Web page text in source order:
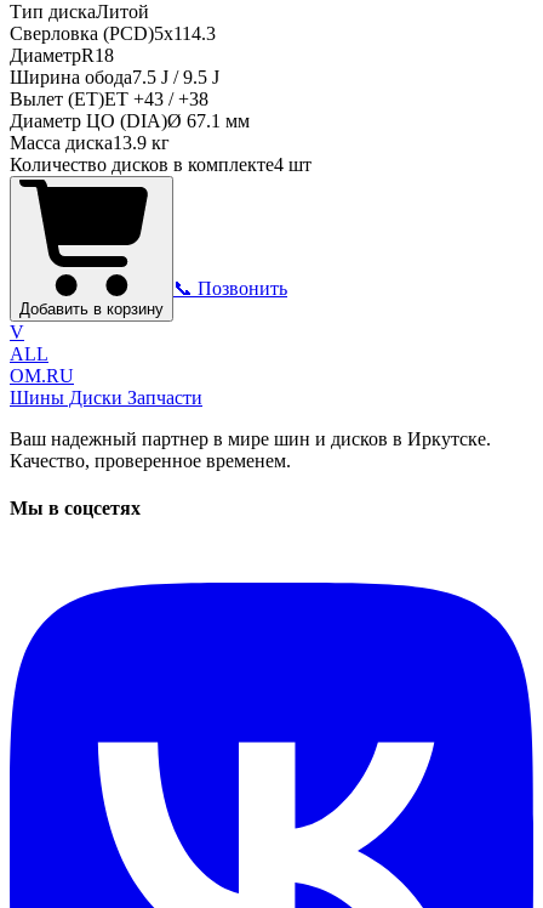
Тип дискаЛитой
Сверловка (PCD)5x114.3
ДиаметрR18
Ширина обода7.5 J / 9.5 J
Вылет (ET)ET +43 / +38
Диаметр ЦО (DIA)Ø 67.1 мм
Масса диска13.9 кг
Количество дисков в комплекте4 шт
Добавить в корзину
📞 Позвонить
V
ALL
OM.RU
Шины Диски Запчасти
Ваш надежный партнер в мире шин и дисков в Иркутске.
Качество, проверенное временем.
Мы в соцсетях